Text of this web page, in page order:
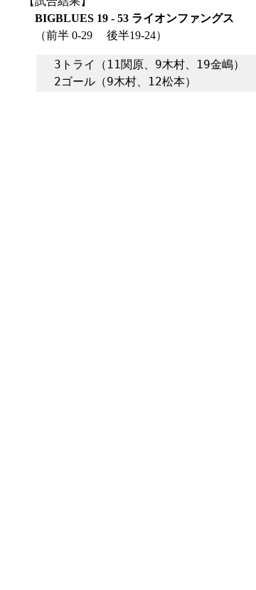
BIGBLUES 19 - 53 ライオンファングス
（前半 0-29 　後半19-24）
3トライ（11関原、9木村、19金嶋）
2ゴール（9木村、12松本）